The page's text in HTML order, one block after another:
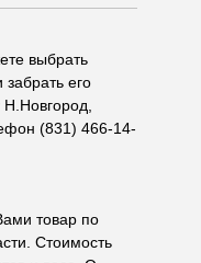
выбрать
его
(831) 466-14-
товар по
Стоимость